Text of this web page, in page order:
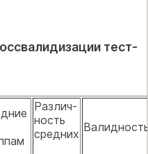
тест-
Различ­
ность
средних